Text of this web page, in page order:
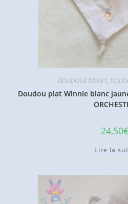
DOUDOUS DISNEY,
Doudou plat Winnie blanc
24,50€
Lire la